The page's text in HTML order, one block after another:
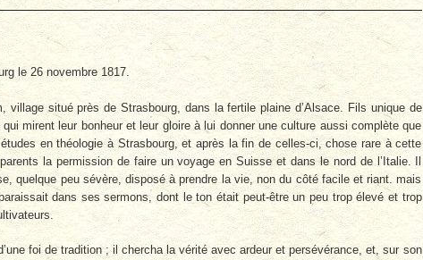
le 26 novembre 1817.
village situé près de Strasbourg, dans la fertile plaine d’Alsace. Fils unique de
mirent leur bonheur et leur gloire à lui donner une culture aussi complète que
en théologie à Strasbourg, et après la fin de celles-ci, chose rare à cette
la permission de faire un voyage en Suisse et dans le nord de l’Italie. Il
quelque peu sévère, disposé à prendre la vie, non du côté facile et riant. mais
dans ses sermons, dont le ton était peut-être un peu trop élevé et trop
foi de tradition ; il chercha la vérité avec ardeur et persévérance, et, sur son